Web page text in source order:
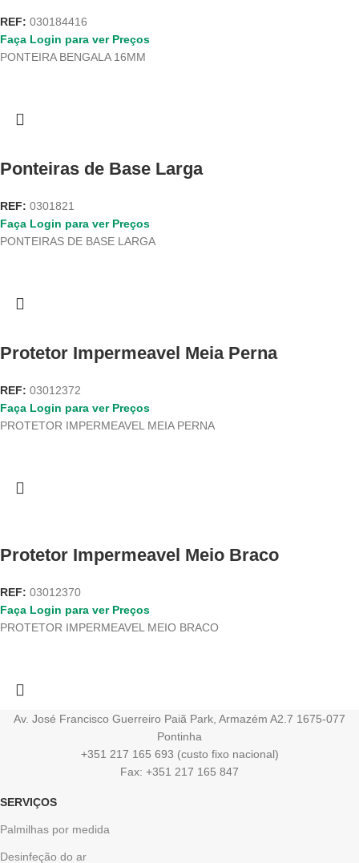
REF: 030184416
Faça Login para ver Preços
PONTEIRA BENGALA 16MM
Ponteiras de Base Larga
REF: 0301821
Faça Login para ver Preços
PONTEIRAS DE BASE LARGA
Protetor Impermeavel Meia Perna
REF: 03012372
Faça Login para ver Preços
PROTETOR IMPERMEAVEL MEIA PERNA
Protetor Impermeavel Meio Braco
REF: 03012370
Faça Login para ver Preços
PROTETOR IMPERMEAVEL MEIO BRACO
Av. José Francisco Guerreiro Paiã Park, Armazém A2.7 1675-077
Pontinha
+351 217 165 693 (custo fixo nacional)
Fax: +351 217 165 847
SERVIÇOS
Palmilhas por medida
Desinfeção do ar